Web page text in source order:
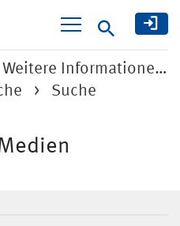
Suche
Weitere Informatione…
Suche